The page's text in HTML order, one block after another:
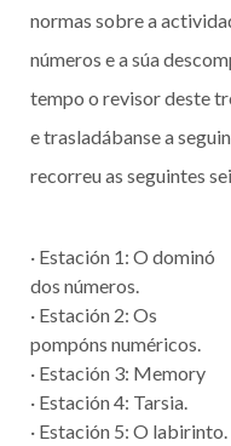
normas sobre a
números e a súa
tempo o revisor deste
e trasladábanse a
recorreu as seguintes
· Estación 1: O dominó
dos números.
· Estación 2: Os
pompóns numéricos.
· Estación 3: Memory
· Estación 4: Tarsia.
· Estación 5: O labirinto.